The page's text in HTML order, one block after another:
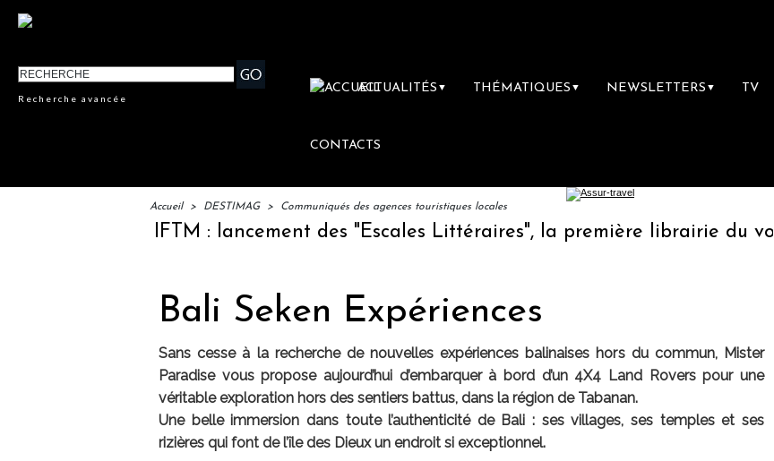
Recherche avancée
ACTUALITÉS ▼ THÉMATIQUES ▼ NEWSLETTERS ▼ TV
CONTACTS
Accueil > DESTIMAG > Communiqués des agences touristiques locales
IFTM : lancement des "Escales Littéraires", la première librairie du voyage
Bali Seken Expériences
Sans cesse à la recherche de nouvelles expériences balinaises hors du commun, Mister
Paradise vous propose aujourd’hui d’embarquer à bord d’un 4X4 Land Rovers pour une
véritable exploration hors des sentiers battus, dans la région de Tabanan.
Une belle immersion dans toute l’authenticité de Bali : ses villages, ses temples et ses
rizières qui font de l’île des Dieux un endroit si exceptionnel.